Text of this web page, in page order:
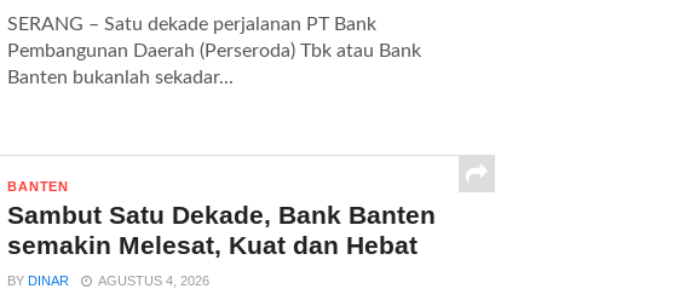
SERANG – Satu dekade perjalanan PT Bank
Pembangunan Daerah (Perseroda) Tbk atau Bank
Banten bukanlah sekadar...
BANTEN
Sambut Satu Dekade, Bank Banten
semakin Melesat, Kuat dan Hebat
BYDINAR AGUSTUS 4, 2026